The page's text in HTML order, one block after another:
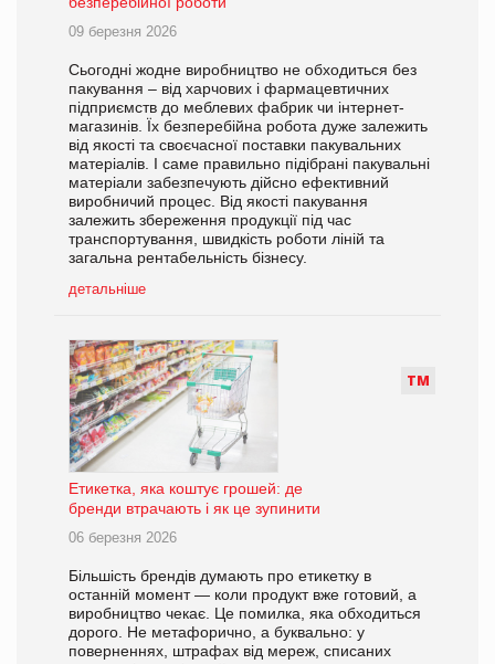
09 березня 2026
Сьогодні жодне виробництво не обходиться без
пакування – від харчових і фармацевтичних
підприємств до меблевих фабрик чи інтернет-
магазинів. Їх безперебійна робота дуже залежить
від якості та своєчасної поставки пакувальних
матеріалів. І саме правильно підібрані пакувальні
матеріали забезпечують дійсно ефективний
виробничий процес. Від якості пакування
залежить збереження продукції під час
транспортування, швидкість роботи ліній та
загальна рентабельність бізнесу.
детальніше
ТМ
Етикетка, яка коштує грошей: де
бренди втрачають і як це зупинити
06 березня 2026
Більшість брендів думають про етикетку в
останній момент — коли продукт вже готовий, а
виробництво чекає. Це помилка, яка обходиться
дорого. Не метафорично, а буквально: у
поверненнях, штрафах від мереж, списаних